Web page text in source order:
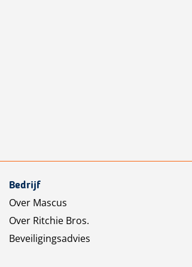
Bedrijf
Over Mascus
Over Ritchie Bros.
Beveiligingsadvies